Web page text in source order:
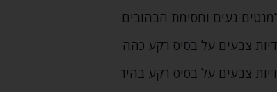
נעים וחסימת הבהובים
צבעים על בסיס רקע כהה
צבעים על בסיס רקע בהיר